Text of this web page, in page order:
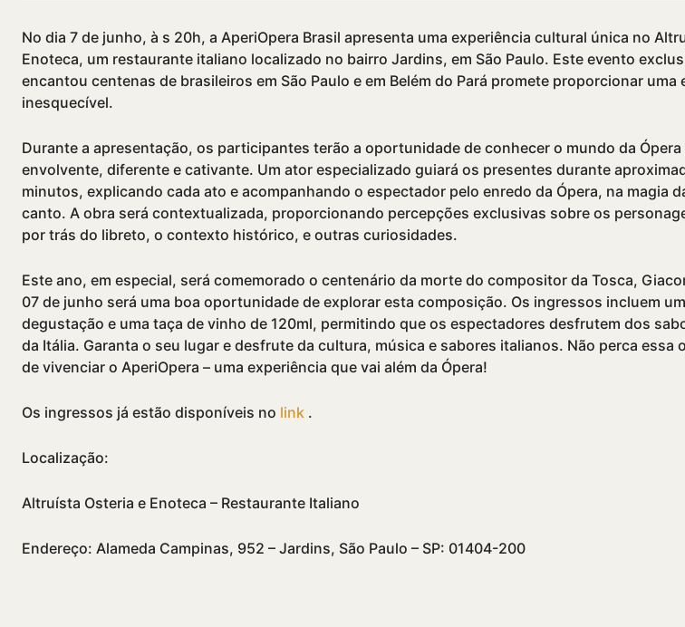
No dia 7 de junho, à s 20h, a AperiOpera Brasil apresenta uma experiência cultural única no
Enoteca, um restaurante italiano localizado no bairro Jardins, em São Paulo. Este evento
encantou centenas de brasileiros em São Paulo e em Belém do Pará promete proporcionar uma
inesquecí­vel.
Durante a apresentação, os participantes terão a oportunidade de conhecer o mundo da Ópera
envolvente, diferente e cativante. Um ator especializado guiará os presentes durante
minutos, explicando cada ato e acompanhando o espectador pelo enredo da Ópera, na magia
canto. A obra será contextualizada, proporcionando percepções exclusivas sobre os
por trás do libreto, o contexto histórico, e outras curiosidades.
Este ano, em especial, será comemorado o centenário da morte do compositor da Tosca,
07 de junho será uma boa oportunidade de explorar esta composição. Os ingressos incluem
degustação e uma taça de vinho de 120ml, permitindo que os espectadores desfrutem dos
da Itália. Garanta o seu lugar e desfrute da cultura, música e sabores italianos. Não perca essa
de vivenciar o AperiOpera – uma experiência que vai além da Ópera!
Os ingressos já estão disponí­veis no link .
Localização:
Altruí­sta Osteria e Enoteca – Restaurante Italiano
Endereço: Alameda Campinas, 952 – Jardins, São Paulo – SP: 01404-200